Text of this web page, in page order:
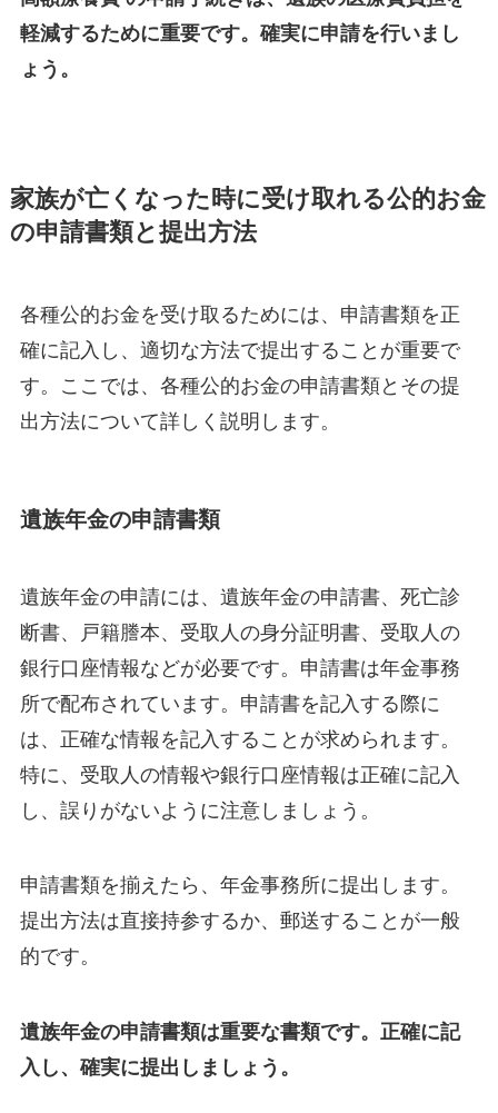
軽減するために重要です。確実に申請を行いまし
ょう。
家族が亡くなった時に受け取れる公的お金
の申請書類と提出方法
各種公的お金を受け取るためには、申請書類を正
確に記入し、適切な方法で提出することが重要で
す。ここでは、各種公的お金の申請書類とその提
出方法について詳しく説明します。
遺族年金の申請書類
遺族年金の申請には、遺族年金の申請書、死亡診
断書、戸籍謄本、受取人の身分証明書、受取人の
銀行口座情報などが必要です。申請書は年金事務
所で配布されています。申請書を記入する際に
は、正確な情報を記入することが求められます。
特に、受取人の情報や銀行口座情報は正確に記入
し、誤りがないように注意しましょう。
申請書類を揃えたら、年金事務所に提出します。
提出方法は直接持参するか、郵送することが一般
的です。
遺族年金の申請書類は重要な書類です。正確に記
入し、確実に提出しましょう。